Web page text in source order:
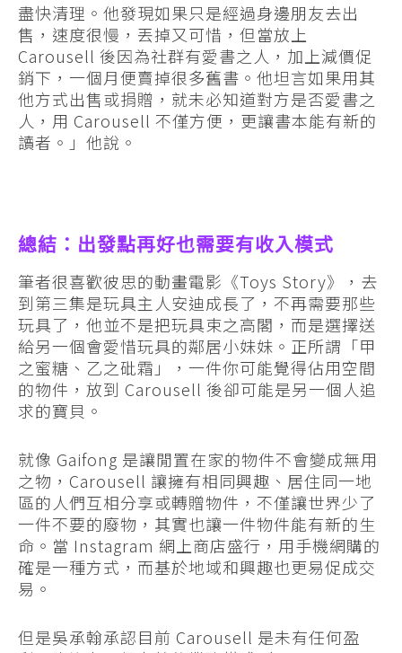
盡快清理。他發現如果只是經過身邊朋友去出
售，速度很慢，丟掉又可惜，但當放上
Carousell 後因為社群有愛書之人，加上減價促
銷下，一個月便賣掉很多舊書。他坦言如果用其
他方式出售或捐贈，就未必知道對方是否愛書之
人，用 Carousell 不僅方便，更讓書本能有新的
讀者。」他說。
總結：出發點再好也需要有收入模式
筆者很喜歡彼思的動畫電影《Toys Story》，去
到第三集是玩具主人安迪成長了，不再需要那些
玩具了，他並不是把玩具束之高閣，而是選擇送
給另一個會愛惜玩具的鄰居小妹妹。正所謂「甲
之蜜糖、乙之砒霜」，一件你可能覺得佔用空間
的物件，放到 Carousell 後卻可能是另一個人追
求的寶貝。
就像 Gaifong 是讓閒置在家的物件不會變成無用
之物，Carousell 讓擁有相同興趣、居住同一地
區的人們互相分享或轉贈物件，不僅讓世界少了
一件不要的廢物，其實也讓一件物件能有新的生
命。當 Instagram 網上商店盛行，用手機網購的
確是一種方式，而基於地域和興趣也更易促成交
易。
但是吳承翰承認目前 Carousell 是未有任何盈